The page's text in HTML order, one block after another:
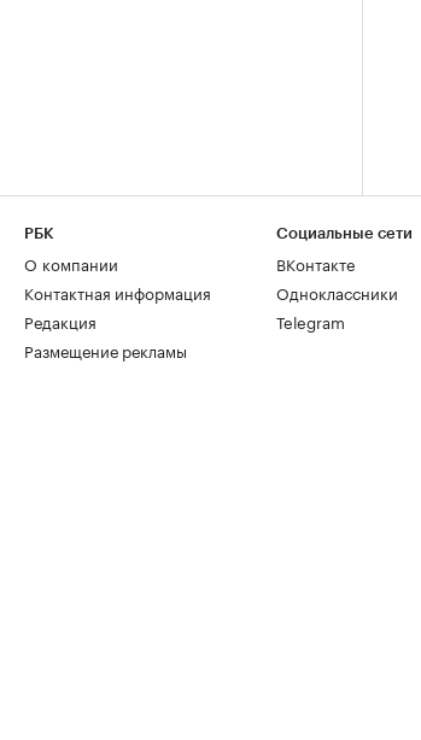
РБК
О компании
Контактная информация
Редакция
Размещение рекламы
Социальные сети
ВКонтакте
Одноклассники
Telegram